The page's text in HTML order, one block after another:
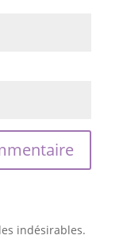
indésirables.